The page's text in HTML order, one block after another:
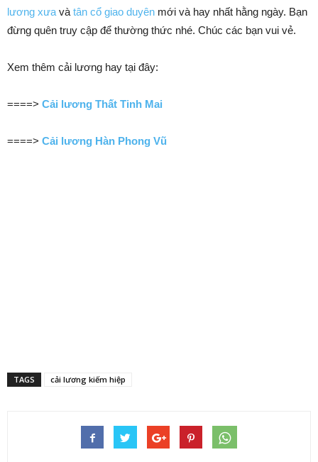
lương xưa và tân cổ giao duyên mới và hay nhất hằng ngày. Bạn
đừng quên truy cập để thường thức nhé. Chúc các bạn vui vẻ.
Xem thêm cải lương hay tại đây:
====> Cải lương Thất Tinh Mai
====> Cải lương Hàn Phong Vũ
TAGS cải lương kiếm hiệp